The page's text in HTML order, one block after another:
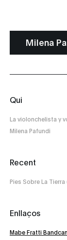
Milena
Qui
La violonchelista y
Milena Pafundi
Recent
Pies Sobre La Tierra
Enllaços
Mabe Fratti